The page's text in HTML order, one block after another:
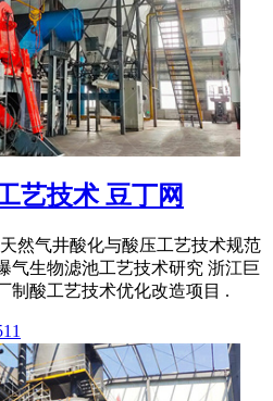
艺技术 豆丁网
然气井酸化与酸压工艺技术规范
气生物滤池工艺技术研究 浙江巨
制酸工艺技术优化改造项目 .